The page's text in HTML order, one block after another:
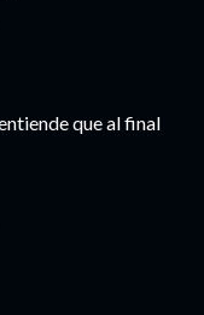
que al final